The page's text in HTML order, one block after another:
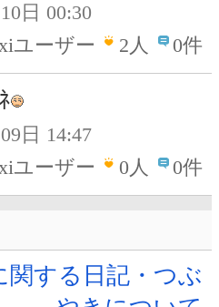
日 00:30
ユーザー
2人 0件
日 14:47
ユーザー
0人 0件
関する日記・つぶ